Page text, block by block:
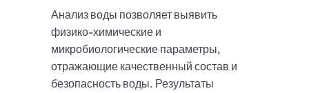
Анализ воды позволяет выявить
физико-химические и
микробиологические параметры,
отражающие качественный состав и
безопасность воды. Результаты